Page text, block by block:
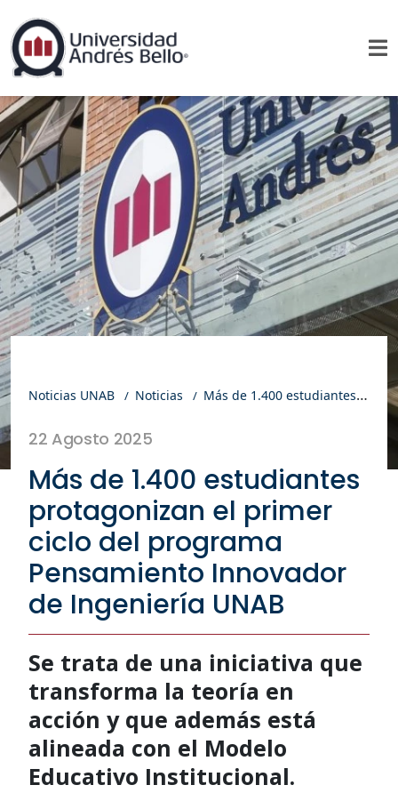
Noticias UNAB Noticias Más de 1.400 estudiantes protagonizan el primer ciclo del programa Pensamiento Innovador de Ingeniería UNAB
22 Agosto 2025
Más de 1.400 estudiantes
protagonizan el primer
ciclo del programa
Pensamiento Innovador
de Ingeniería UNAB
Se trata de una iniciativa que
transforma la teoría en
acción y que además está
alineada con el Modelo
Educativo Institucional.